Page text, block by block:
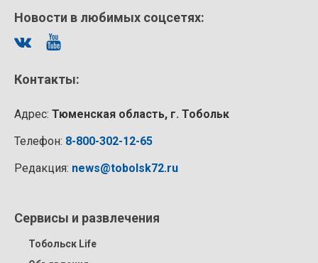
Новости в любимых соцсетях:
Контакты:
Адрес: Тюменская область, г. Тобольк
Телефон: 8-800-302-12-65
Редакция: news@tobolsk72.ru
Сервисы и развлечения
Тобольск Life